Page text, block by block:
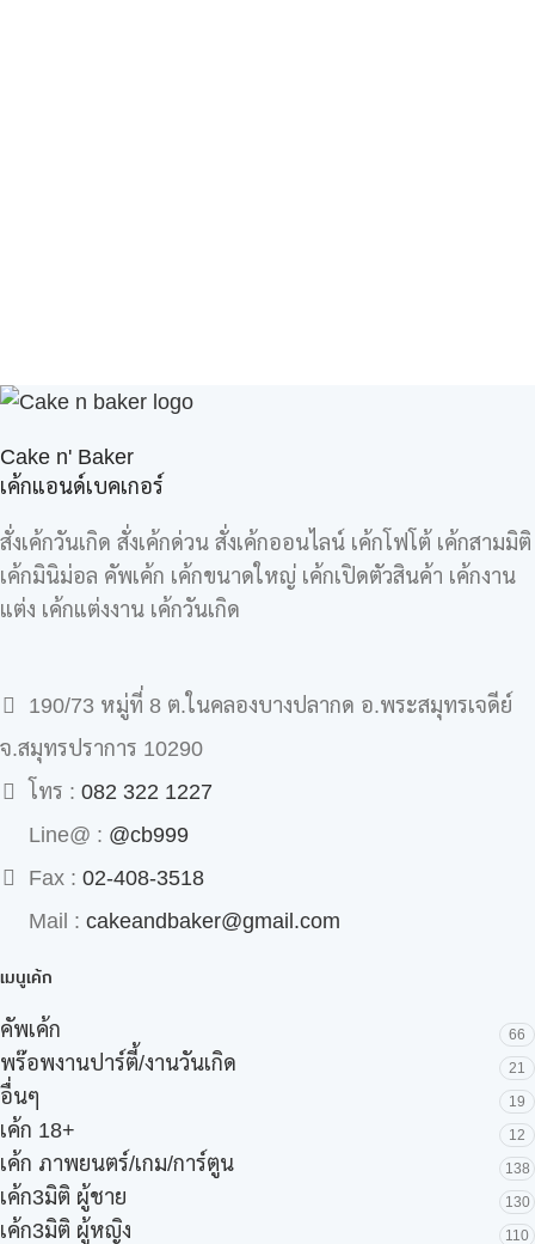
Cake n' Baker
เค้กแอนด์เบคเกอร์
สั่งเค้กวันเกิด สั่งเค้กด่วน สั่งเค้กออนไลน์ เค้กโฟโต้ เค้กสามมิติ
เค้กมินิม่อล คัพเค้ก เค้กขนาดใหญ่ เค้กเปิดตัวสินค้า เค้กงาน
แต่ง เค้กแต่งงาน เค้กวันเกิด
190/73 หมู่ที่ 8 ต.ในคลองบางปลากด อ.พระสมุทรเจดีย์
จ.สมุทรปราการ 10290
โทร : 082 322 1227
Line@ : @cb999
Fax : 02-408-3518
Mail : cakeandbaker@gmail.com
เมนูเค้ก
คัพเค้ก 66
พร๊อพงานปาร์ตี้/งานวันเกิด 21
อื่นๆ 19
เค้ก 18+ 12
เค้ก ภาพยนตร์/เกม/การ์ตูน 138
เค้ก3มิติ ผู้ชาย 130
เค้ก3มิติ ผู้หญิง 110